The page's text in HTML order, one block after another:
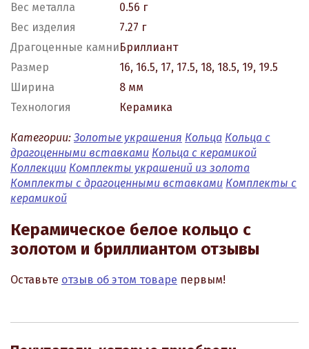
Вес металла
0.56 г
Вес изделия
7.27 г
Драгоценные камниБриллиант
Размер
16, 16.5, 17, 17.5, 18, 18.5, 19, 19.5
Ширина
8 мм
Технология
Керамика
Категории: Золотые украшения Кольца Кольца с
драгоценными вставками Кольца с керамикой
Коллекции Комплекты украшений из золота
Комплекты с драгоценными вставками Комплекты с
керамикой
Керамическое белое кольцо с
золотом и бриллиантом отзывы
Оставьте отзыв об этом товаре первым!